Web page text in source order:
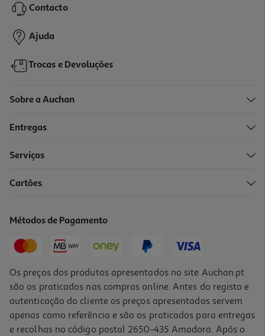
7,59 €
Contacto
Ajuda
Trocas e Devoluções
Sobre a Auchan
Entregas
Serviços
Cartões
Métodos de Pagamento
Os preços dos produtos apresentados no site Auchan.pt
são os praticados nas compras online. Antes do registo e
autenticação do cliente os preços apresentados servem
apenas como referência e são os praticados para entregas
e recolhas no código postal 2650-435 Amadora. Após o